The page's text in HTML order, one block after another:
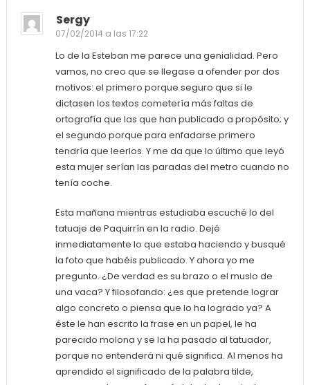
Sergy
07/02/2014 a las 17:22
Lo de la Esteban me parece una genialidad. Pero
vamos, no creo que se llegase a ofender por dos
motivos: el primero porque seguro que si le
dictasen los textos cometería más faltas de
ortografía que las que han publicado a propósito; y
el segundo porque para enfadarse primero
tendría que leerlos. Y me da que lo último que leyó
esta mujer serían las paradas del metro cuando no
tenía coche.
Esta mañana mientras estudiaba escuché lo del
tatuaje de Paquirrín en la radio. Dejé
inmediatamente lo que estaba haciendo y busqué
la foto que habéis publicado. Y ahora yo me
pregunto. ¿De verdad es su brazo o el muslo de
una vaca? Y filosofando: ¿es que pretende lograr
algo concreto o piensa que lo ha logrado ya? A
éste le han escrito la frase en un papel, le ha
parecido molona y se la ha pasado al tatuador,
porque no entenderá ni qué significa. Al menos ha
aprendido el significado de la palabra tilde,